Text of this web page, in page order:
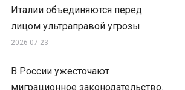
Италии объединяются перед
лицом ультраправой угрозы
2026-07-23
В России ужесточают
миграционное законодательство.